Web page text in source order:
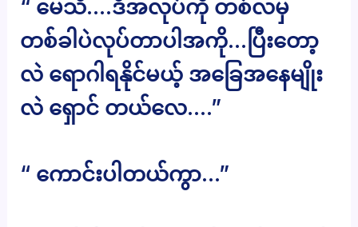
“ မေသီ….ဒီအလုပ်ကို တစ်လမှ
တစ်ခါပဲလုပ်တာပါအကို…ပြီးတော့
လဲ ရောဂါရနိုင်မယ့် အခြေအနေမျိုး
လဲ ရှောင် တယ်လေ….”
“ ကောင်းပါတယ်ကွာ…”